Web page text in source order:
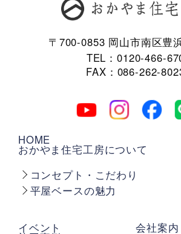
〒700-0853 岡山市南区豊
TEL：0120-466-
FAX：086-262-
HOME
おかやま住宅工房について
コンセプト・こだわり
平屋ベースの魅力
イベント 会社案内